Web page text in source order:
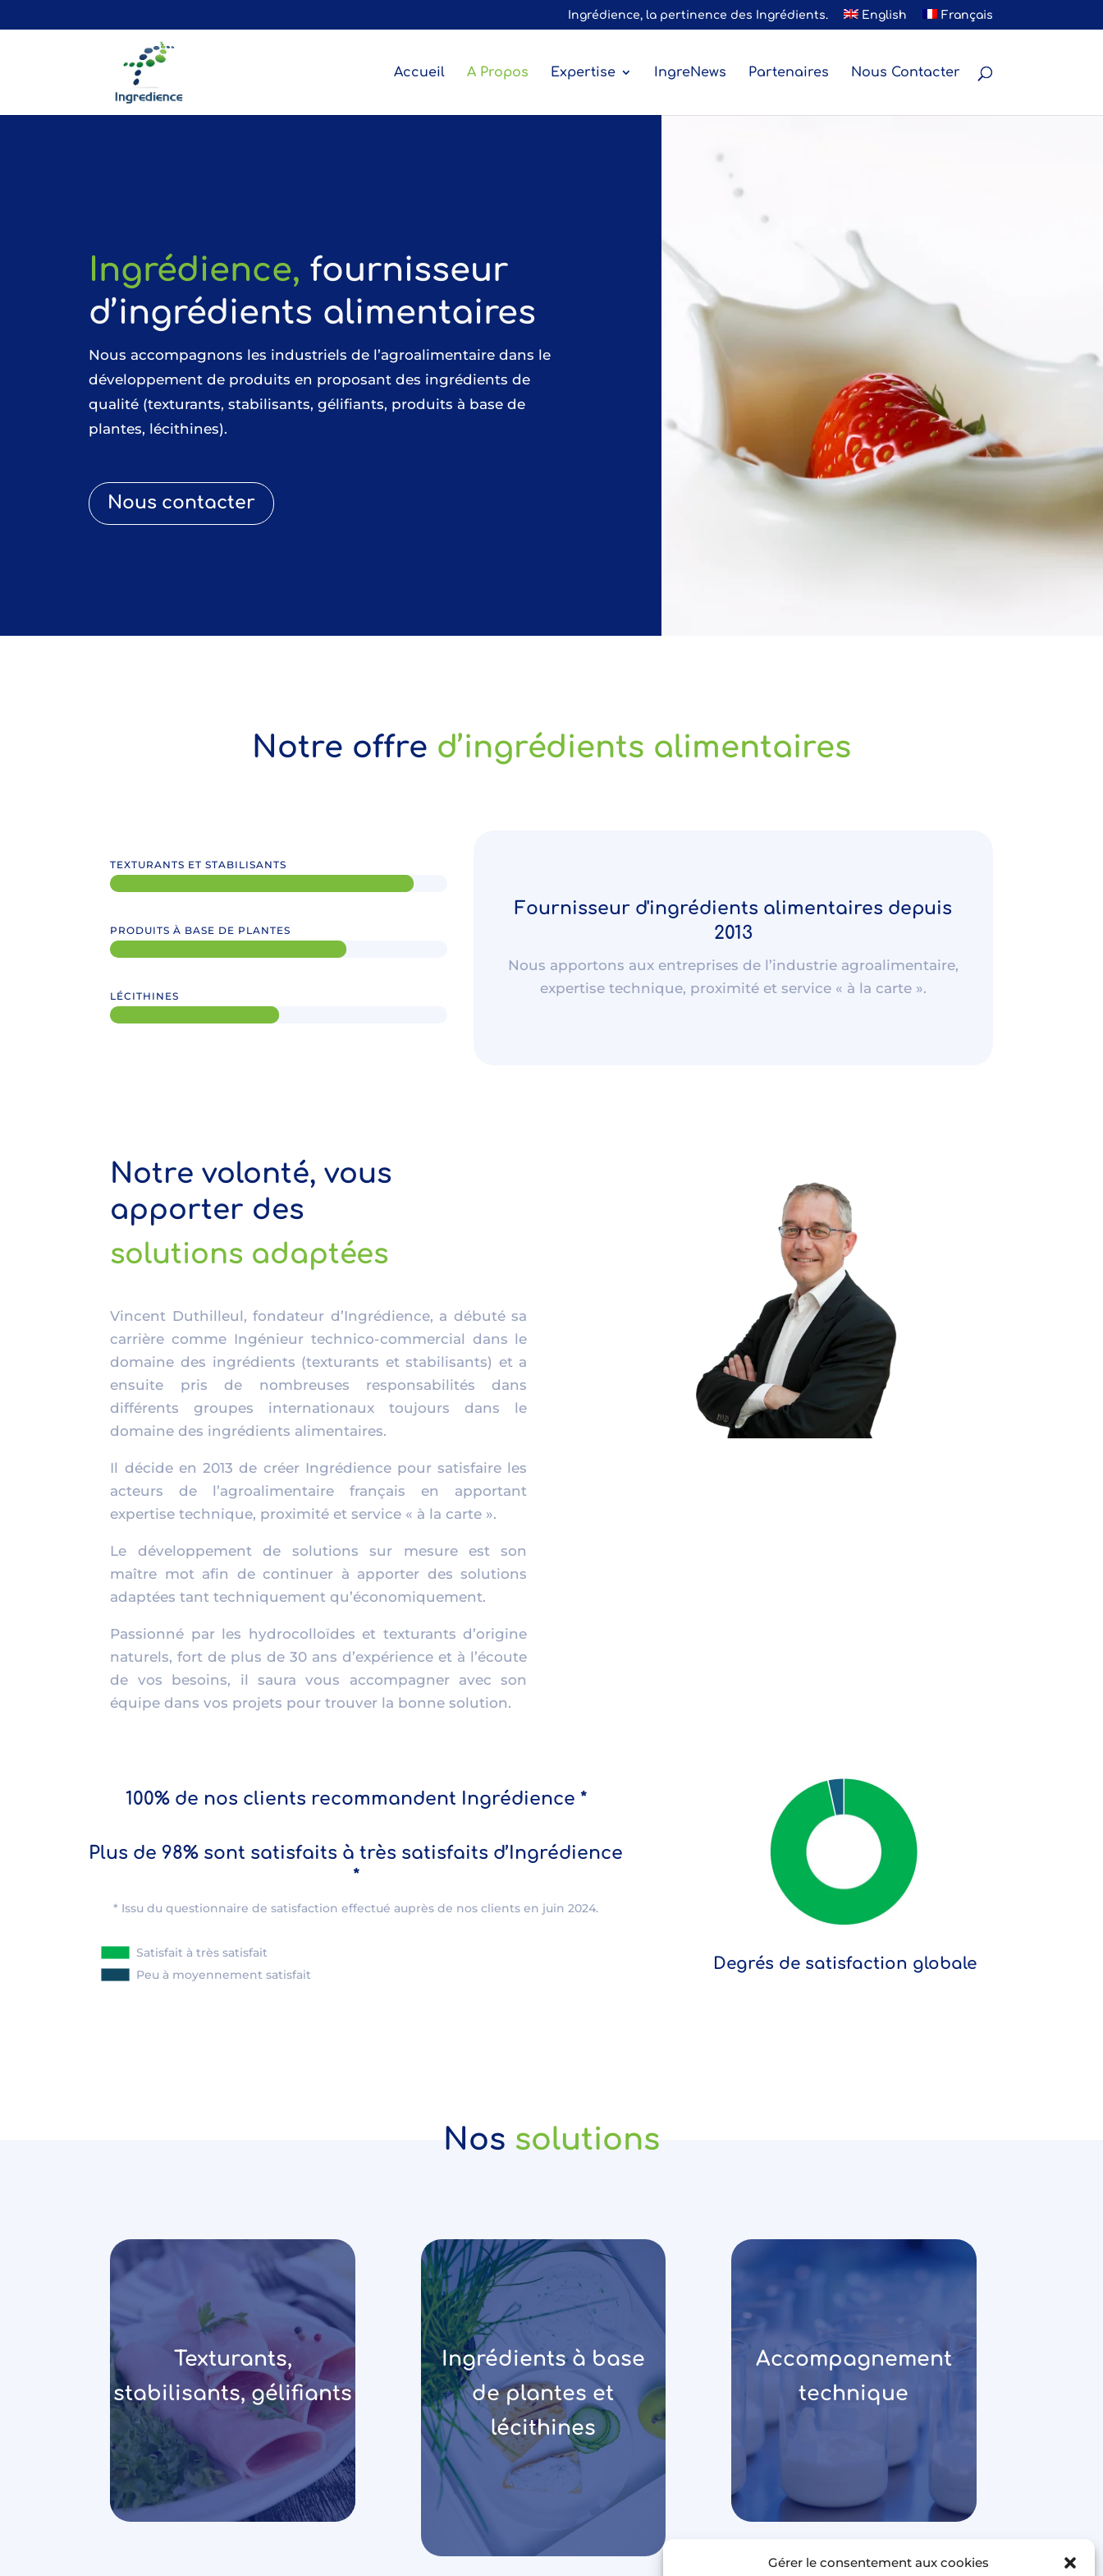
Gérer le consentement aux cookies
Ingrédience, la pertinence des Ingrédients. English Français
Accueil A Propos Expertise IngreNews Partenaires Nous Contacter
Ingrédience, fournisseur
d’ingrédients alimentaires
Nous accompagnons les industriels de l’agroalimentaire dans le
développement de produits en proposant des ingrédients de
qualité (texturants, stabilisants, gélifiants, produits à base de
plantes, lécithines).
Nous contacter
Notre offre d’ingrédients alimentaires
TEXTURANTS ET STABILISANTS
PRODUITS À BASE DE PLANTES
LÉCITHINES
Fournisseur d'ingrédients alimentaires depuis
2013
Nous apportons aux entreprises de l’industrie agroalimentaire,
expertise technique, proximité et service « à la carte ».
Notre volonté, vous
apporter des
solutions adaptées
Vincent Duthilleul, fondateur d’Ingrédience, a débuté sa
carrière comme Ingénieur technico-commercial dans le
domaine des ingrédients (texturants et stabilisants) et a
ensuite pris de nombreuses responsabilités dans
différents groupes internationaux toujours dans le
domaine des ingrédients alimentaires.
Il décide en 2013 de créer Ingrédience pour satisfaire les
acteurs de l’agroalimentaire français en apportant
expertise technique, proximité et service « à la carte ».
Le développement de solutions sur mesure est son
maître mot afin de continuer à apporter des solutions
adaptées tant techniquement qu’économiquement.
Passionné par les hydrocolloïdes et texturants d’origine
naturels, fort de plus de 30 ans d’expérience et à l’écoute
de vos besoins, il saura vous accompagner avec son
équipe dans vos projets pour trouver la bonne solution.
100% de nos clients recommandent Ingrédience *
Plus de 98% sont satisfaits à très satisfaits d’Ingrédience
*
* Issu du questionnaire de satisfaction effectué auprès de nos clients en juin 2024.
Satisfait à très satisfait
Peu à moyennement satisfait
Degrés de satisfaction globale
Nos solutions
Texturants,
stabilisants, gélifiants
Ingrédients à base
de plantes et
lécithines
Accompagnement
technique